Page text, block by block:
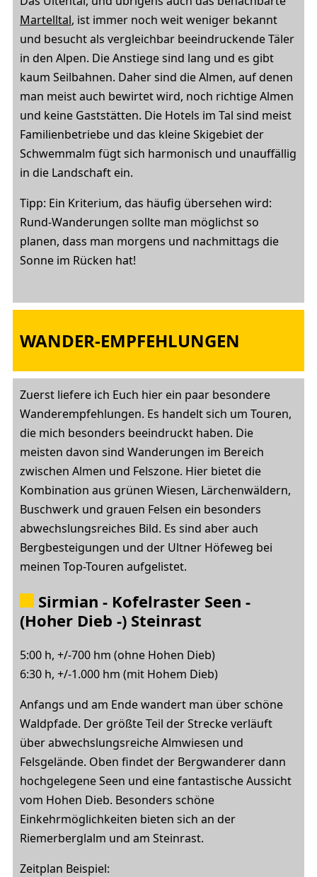
Martelltal, ist immer noch weit weniger bekannt
und besucht als vergleichbar beeindruckende Täler
in den Alpen. Die Anstiege sind lang und es gibt
kaum Seilbahnen. Daher sind die Almen, auf denen
man meist auch bewirtet wird, noch richtige Almen
und keine Gaststätten. Die Hotels im Tal sind meist
Familienbetriebe und das kleine Skigebiet der
Schwemmalm fügt sich harmonisch und unauffällig
in die Landschaft ein.
Tipp: Ein Kriterium, das häufig übersehen wird:
Rund-Wanderungen sollte man möglichst so
planen, dass man morgens und nachmittags die
Sonne im Rücken hat!
WANDER-EMPFEHLUNGEN
Zuerst liefere ich Euch hier ein paar besondere
Wanderempfehlungen. Es handelt sich um Touren,
die mich besonders beeindruckt haben. Die
meisten davon sind Wanderungen im Bereich
zwischen Almen und Felszone. Hier bietet die
Kombination aus grünen Wiesen, Lärchenwäldern,
Buschwerk und grauen Felsen ein besonders
abwechslungsreiches Bild. Es sind aber auch
Bergbesteigungen und der Ultner Höfeweg bei
meinen Top-Touren aufgelistet.
Sirmian - Kofelraster Seen -
(Hoher Dieb -) Steinrast
5:00 h, +/-700 hm (ohne Hohen Dieb)
6:30 h, +/-1.000 hm (mit Hohem Dieb)
Anfangs und am Ende wandert man über schöne
Waldpfade. Der größte Teil der Strecke verläuft
über abwechslungsreiche Almwiesen und
Felsgelände. Oben findet der Bergwanderer dann
hochgelegene Seen und eine fantastische Aussicht
vom Hohen Dieb. Besonders schöne
Einkehrmöglichkeiten bieten sich an der
Riemerberglalm und am Steinrast.
Zeitplan Beispiel: